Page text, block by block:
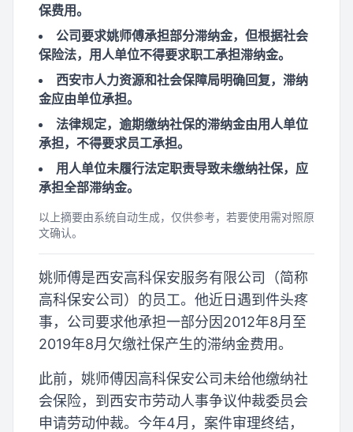
保费用。
公司要求姚师傅承担部分滞纳金，但根据社会
保险法，用人单位不得要求职工承担滞纳金。
西安市人力资源和社会保障局明确回复，滞纳
金应由单位承担。
法律规定，逾期缴纳社保的滞纳金由用人单位
承担，不得要求员工承担。
用人单位未履行法定职责导致未缴纳社保，应
承担全部滞纳金。
以上摘要由系统自动生成，仅供参考，若要使用需对照原
文确认。
姚师傅是西安高科保安服务有限公司（简称
高科保安公司）的员工。他近日遇到件头疼
事，公司要求他承担一部分因2012年8月至
2019年8月欠缴社保产生的滞纳金费用。
此前，姚师傅因高科保安公司未给他缴纳社
会保险，到西安市劳动人事争议仲裁委员会
申请劳动仲裁。今年4月，案件审理终结，